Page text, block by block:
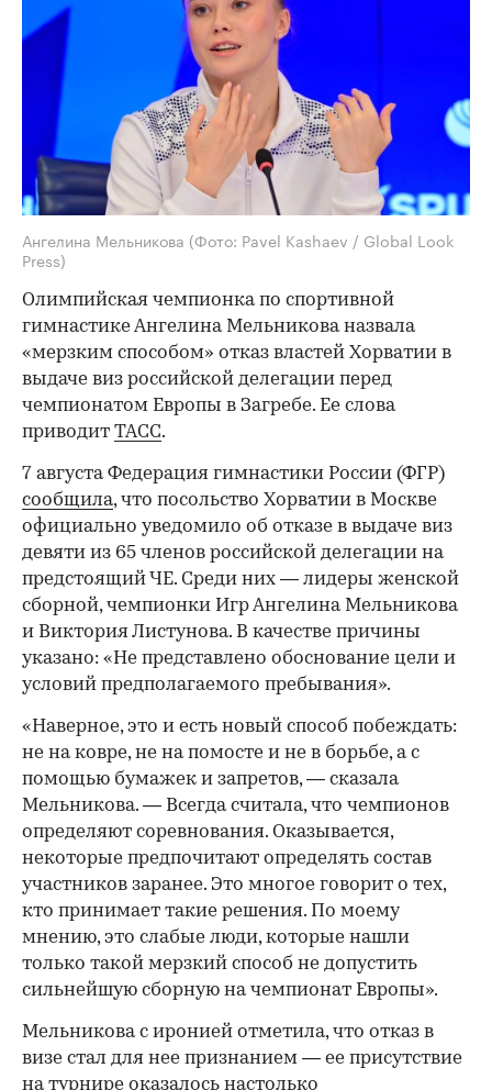
Ангелина Мельникова (Фото: Pavel Kashaev / Global Look
Press)
Олимпийская чемпионка по спортивной
гимнастике Ангелина Мельникова назвала
«мерзким способом» отказ властей Хорватии в
выдаче виз российской делегации перед
чемпионатом Европы в Загребе. Ее слова
приводит ТАСС.
7 августа Федерация гимнастики России (ФГР)
сообщила, что посольство Хорватии в Москве
официально уведомило об отказе в выдаче виз
девяти из 65 членов российской делегации на
предстоящий ЧЕ. Среди них — лидеры женской
сборной, чемпионки Игр Ангелина Мельникова
и Виктория Листунова. В качестве причины
указано: «Не представлено обоснование цели и
условий предполагаемого пребывания».
«Наверное, это и есть новый способ побеждать:
не на ковре, не на помосте и не в борьбе, а с
помощью бумажек и запретов, — сказала
Мельникова. — Всегда считала, что чемпионов
определяют соревнования. Оказывается,
некоторые предпочитают определять состав
участников заранее. Это многое говорит о тех,
кто принимает такие решения. По моему
мнению, это слабые люди, которые нашли
только такой мерзкий способ не допустить
сильнейшую сборную на чемпионат Европы».
Мельникова с иронией отметила, что отказ в
визе стал для нее признанием — ее присутствие
на турнире оказалось настолько